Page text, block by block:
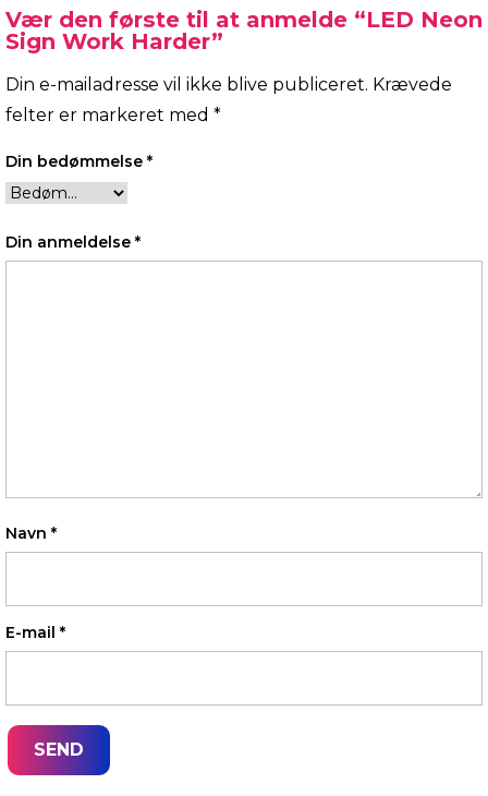
Vær den første til at anmelde “LED Neon
Sign Work Harder”
Din e-mailadresse vil ikke blive publiceret. Krævede
felter er markeret med *
Din bedømmelse *
Din anmeldelse *
Navn *
E-mail *